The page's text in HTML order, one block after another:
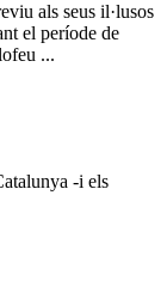
als seus il·lusos
el període de
...
-i els